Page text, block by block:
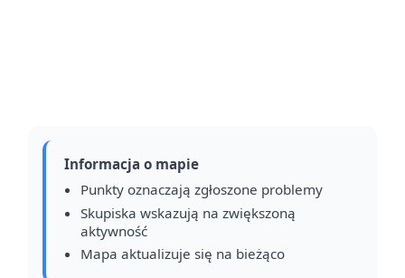
Informacja o mapie
Punkty oznaczają zgłoszone problemy
Skupiska wskazują na zwiększoną
aktywność
Mapa aktualizuje się na bieżąco